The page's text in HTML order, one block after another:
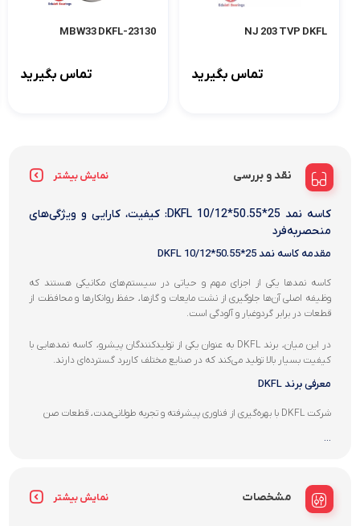
NJ 203 TVP DKFL
تماس بگیرید
23130-MBW33 DKFL
تماس بگیرید
نقد و بررسی نمایش بیشتر
کاسه نمد 25*50.55*10/12 DKFL: کیفیت، کارایی و ویژگی‌های
منحصربه‌فرد
مقدمه کاسه نمد 25*50.55*10/12 DKFL
کاسه نمدها یکی از اجزای مهم و حیاتی در سیستم‌های مکانیکی هستند که
وظیفه اصلی آن‌ها جلوگیری از نشت مایعات و گازها، حفظ روانکارها و محافظت از
قطعات در برابر گردوغبار و آلودگی است.
در این میان، برند DKFL به عنوان یکی از تولیدکنندگان پیشرو، کاسه نمدهایی با
کیفیت بسیار بالا تولید می‌کند که در صنایع مختلف کاربرد گسترده‌ای دارند.
معرفی برند DKFL
شرکت DKFL با بهره‌گیری از فناوری پیشرفته و تجربه طولانی‌مدت، قطعات صن
...
مشخصات نمایش بیشتر